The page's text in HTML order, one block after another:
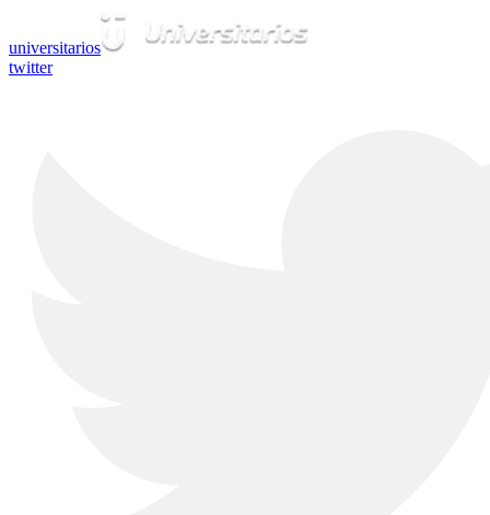
universitarios
twitter